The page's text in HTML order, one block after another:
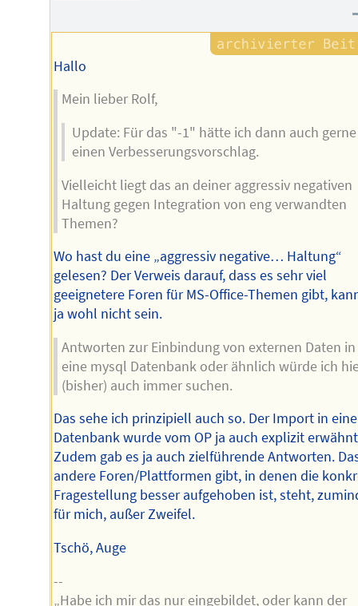
Hallo
Mein lieber Rolf,
Update: Für das "-1" hätte ich dann auch gerne
einen Verbesserungsvorschlag.
Vielleicht liegt das an deiner aggressiv negativen
Haltung gegen Integration von eng verwandten
Themen?
Wo hast du eine „aggressiv negative… Haltung“
gelesen? Der Verweis darauf, dass es sehr viel
geeignetere Foren für MS-Office-Themen gibt,
ja wohl nicht sein.
Antworten zur Einbindung von externen Daten in
eine mysql Datenbank oder ähnlich würde ich
(bisher) auch immer suchen.
Das sehe ich prinzipiell auch so. Der Import in eine
Datenbank wurde vom OP ja auch explizit
Zudem gab es ja auch zielführende Antworten.
andere Foren/Plattformen gibt, in denen die
Fragestellung besser aufgehoben ist, steht,
für mich, außer Zweifel.
Tschö, Auge
--
„Habe ich mir das nur eingebildet, oder kann der